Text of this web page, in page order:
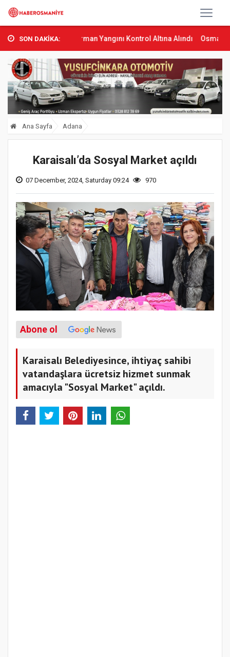
SON DAKİKA:
Sumbas’ta Orman Yangını Kontrol Altına Alındı Osmaniye’de Tren
Ana Sayfa Adana
Karaisalı’da Sosyal Market açıldı
07 December, 2024, Saturday 09:24 970
Abone ol
Karaisalı Belediyesince, ihtiyaç sahibi
vatandaşlara ücretsiz hizmet sunmak
amacıyla "Sosyal Market" açıldı.